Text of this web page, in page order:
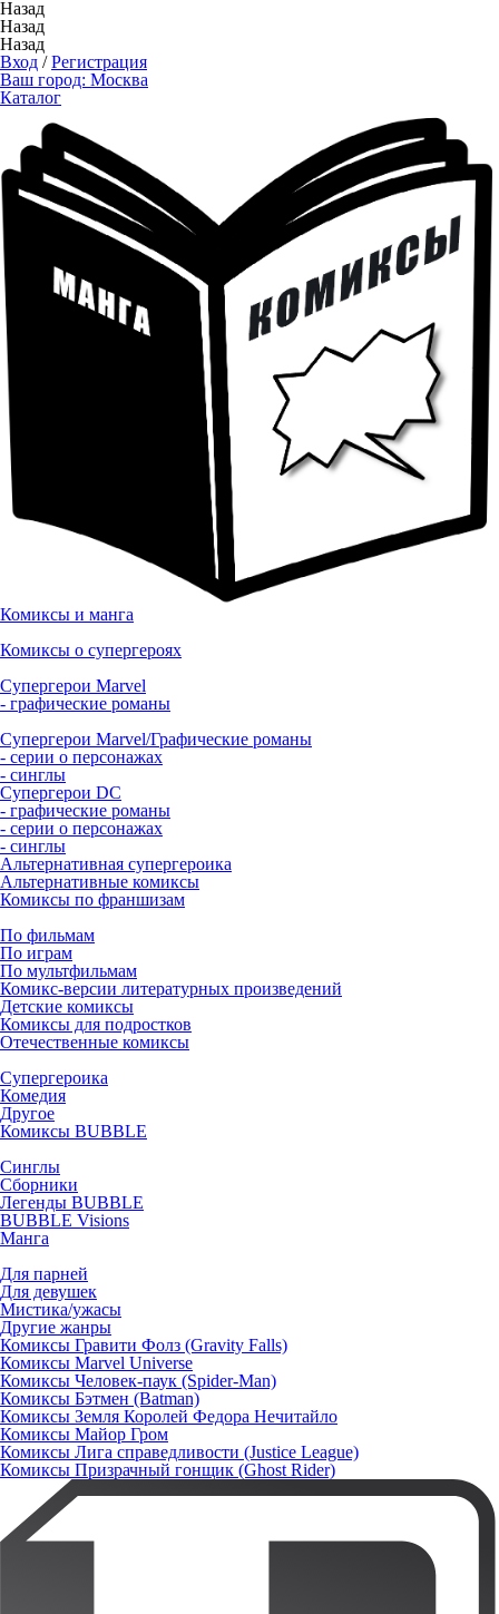
Назад
Назад
Назад
Вход /Регистрация
Ваш город: Москва
Каталог
Комиксы и манга
Комиксы о супергероях
Супергерои Marvel
- графические романы
Супергерои Marvel/Графические романы
- серии о персонажах
- синглы
Супергерои DC
- графические романы
- серии о персонажах
- синглы
Альтернативная супергероика
Альтернативные комиксы
Комиксы по франшизам
По фильмам
По играм
По мультфильмам
Комикс-версии литературных произведений
Детские комиксы
Комиксы для подростков
Отечественные комиксы
Супергероика
Комедия
Другое
Комиксы BUBBLE
Синглы
Сборники
Легенды BUBBLE
BUBBLE Visions
Манга
Для парней
Для девушек
Мистика/ужасы
Другие жанры
Комиксы Гравити Фолз (Gravity Falls)
Комиксы Marvel Universe
Комиксы Человек-паук (Spider-Man)
Комиксы Бэтмен (Batman)
Комиксы Земля Королей Федора Нечитайло
Комиксы Майор Гром
Комиксы Лига справедливости (Justice League)
Комиксы Призрачный гонщик (Ghost Rider)